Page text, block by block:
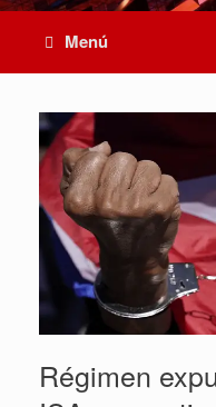
Menú
Régimen